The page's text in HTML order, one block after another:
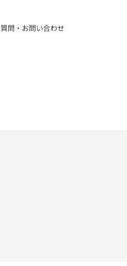
問・お問い合わせ